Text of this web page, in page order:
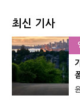
최신 기사